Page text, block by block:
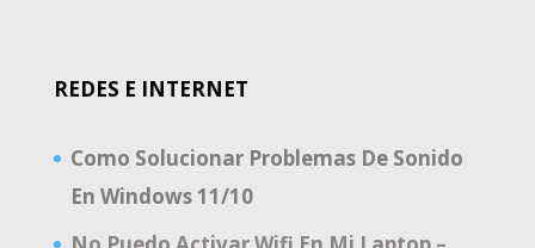
REDES E INTERNET
Como Solucionar Problemas De Sonido
En Windows 11/10